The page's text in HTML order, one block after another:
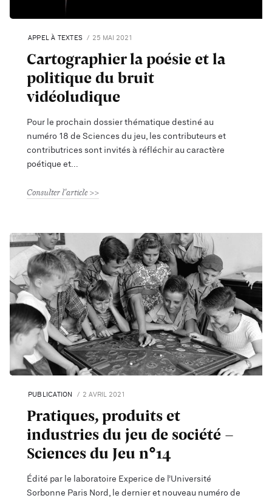
APPEL À TEXTES 25 MAI 2021
Cartographier la poésie et la
politique du bruit
vidéoludique
Pour le prochain dossier thématique destiné au
numéro 18 de Sciences du jeu, les contributeurs et
contributrices sont invités à réfléchir au caractère
poétique et
Consulter l'article
PUBLICATION 2 AVRIL 2021
Pratiques, produits et
industries du jeu de société -
Sciences du Jeu n°14
Édité par le laboratoire Experice de l’Université
Sorbonne Paris Nord, le dernier et nouveau numéro de